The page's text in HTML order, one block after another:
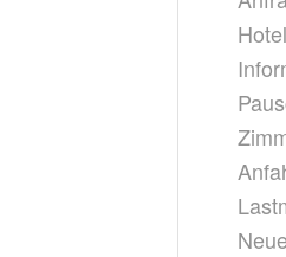
Hotel